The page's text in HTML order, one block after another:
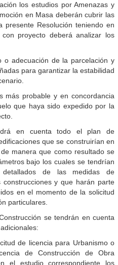
los estudios por Amenazas y
en Masa deberán cubrir las
presente Resolución teniendo en
proyecto deberá analizar los
o adecuación de la parcelación y
para garantizar la estabilidad
más probable y en concordancia
que haya sido expedido por la
en cuenta todo el plan de
que se construirían en
manera que como resultado se
bajo los cuales se tendrían
de las medidas de
y que harán parte
en el momento de la solicitud
particulares.
se tendrán en cuenta
de licencia para Urbanismo o
de Construcción de Obra
el estudio correspondiente los